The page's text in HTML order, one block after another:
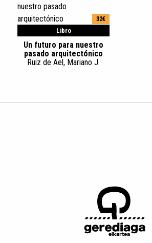
Libro
32€
Un futuro para nuestro
pasado arquitectónico
Ruiz de Ael, Mariano J.